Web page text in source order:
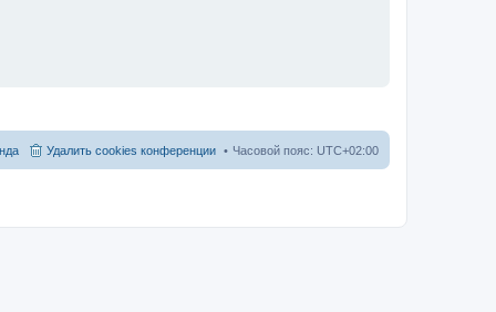
Часовой пояс: UTC+02:00
Удалить cookies конференции